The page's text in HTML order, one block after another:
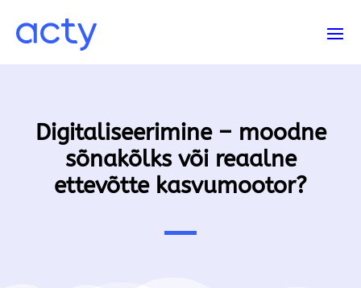
Digitaliseerimine – moodne
sõnakõlks või reaalne
ettevõtte kasvumootor?